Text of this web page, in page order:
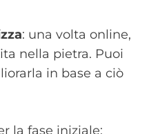
: una volta online,
nella pietra. Puoi
in base a ciò
la fase iniziale: